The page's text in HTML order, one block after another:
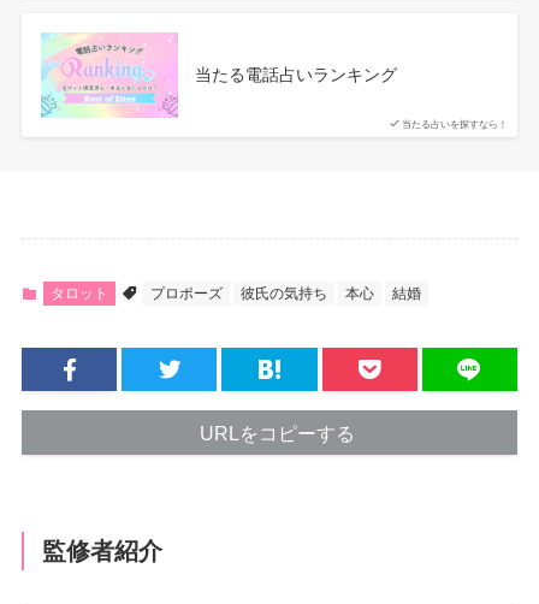
当たる占いを探すなら！
当たる電話占いランキング
タロット プロポーズ 彼氏の気持ち 本心 結婚
URLをコピーする
監修者紹介